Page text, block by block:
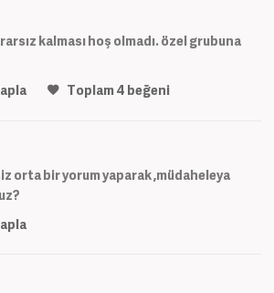
kalması hoş olmadı. özel grubuna
Toplam4 beğeni
orta bir yorum yaparak ,müdaheleya